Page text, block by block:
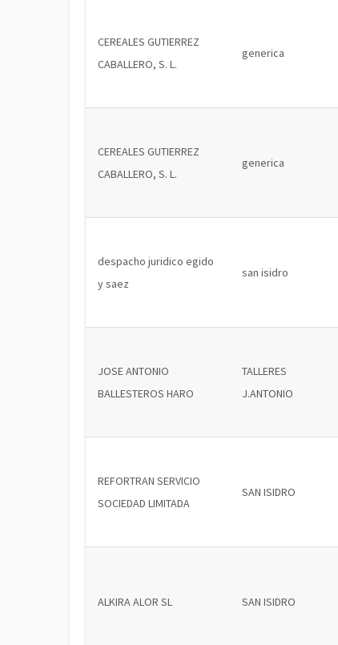
CEREALES GUTIERREZ
CABALLERO, S. L.
generica
CEREALES GUTIERREZ
CABALLERO, S. L.
generica
despacho juridico egido
y saez
san isidro
JOSE ANTONIO
BALLESTEROS HARO
TALLERES
J.ANTONIO
REFORTRAN SERVICIO
SOCIEDAD LIMITADA
SAN ISIDRO
ALKIRA ALOR SL SAN ISIDRO